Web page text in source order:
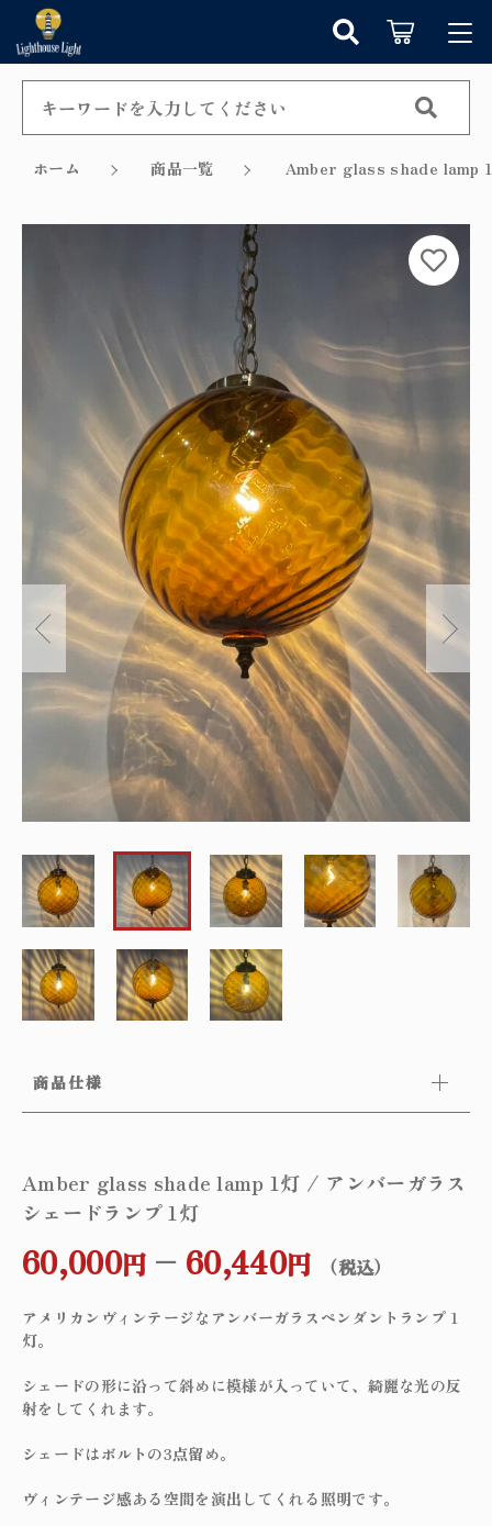
ホーム 商品一覧 Amber glass shade lamp 1
商品仕様
Amber glass shade lamp 1灯 / アンバーガラス
シェードランプ 1灯
60,000円 – 60,440円 （税込）
アメリカンヴィンテージなアンバーガラスペンダントランプ 1
灯。
シェードの形に沿って斜めに模様が入っていて、綺麗な光の反
射をしてくれます。
シェードはボルトの3点留め。
ヴィンテージ感ある空間を演出してくれる照明です。
カートに商品を追加しました
ショッピングを続ける
カートを確認する
ログイン / 会員登録
お知らせ
お気に入り
新着商品から探す
セール商品から探す
取付方法／取付事例／修理事例
Lighthouse Lightについて
ショッピングガイド
ブログ
お問い合わせ
ペンダントライト
テーブルランプ
ウォールランプ
フロアランプ
オリジナルランプ
フィンスタイル
アンティーク小物/家具
パーツ
サブスクリプション
キーワード検索
～
その他
在庫あり セール
並び順